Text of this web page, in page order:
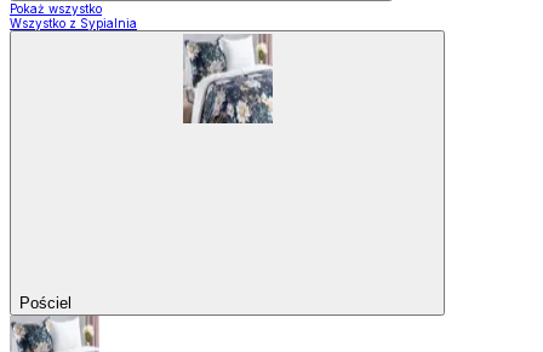
Pokaż wszystko
Wszystko z Sypialnia
Pościel